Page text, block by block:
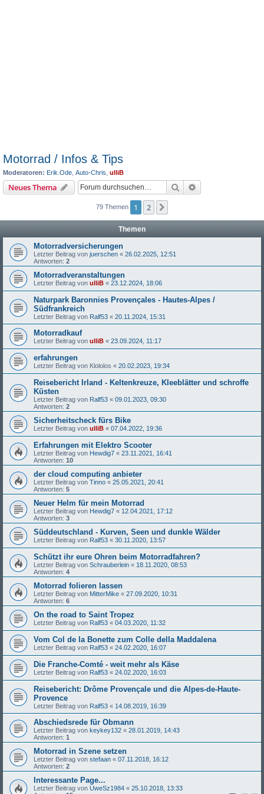
Motorrad / Infos & Tips
Moderatoren: Erik.Ode Auto-Chris ulliB
Neues Thema Suche
79 Themen 1 2
Themen
Motorradversicherungen
Letzter Beitrag von juerschen « 26.02.2025, 12:51
Antworten: 2
Motorradveranstaltungen
Letzter Beitrag von ulliB « 23.12.2024, 18:06
Naturpark Baronnies Provençales - Hautes-Alpes /
Südfrankreich
Letzter Beitrag von Ralf53 « 20.11.2024, 15:31
Motorradkauf
Letzter Beitrag von ulliB « 23.09.2024, 11:17
erfahrungen
Letzter Beitrag von Klololos « 20.02.2023, 19:34
Reisebericht Irland - Keltenkreuze, Kleeblätter und schroffe
Küsten
Letzter Beitrag von Ralf53 « 09.01.2023, 09:30
Antworten: 2
Sicherheitscheck fürs Bike
Letzter Beitrag von ulliB « 07.04.2022, 19:36
Erfahrungen mit Elektro Scooter
Letzter Beitrag von Hewdig7 « 23.11.2021, 16:41
Antworten: 10
der cloud computing anbieter
Letzter Beitrag von Tinno « 25.05.2021, 20:41
Antworten: 5
Neuer Helm für mein Motorrad
Letzter Beitrag von Hewdig7 « 12.04.2021, 17:12
Antworten: 3
Süddeutschland - Kurven, Seen und dunkle Wälder
Letzter Beitrag von Ralf53 « 30.11.2020, 13:57
Schützt ihr eure Ohren beim Motorradfahren?
Letzter Beitrag von Schrauberlein « 18.11.2020, 08:53
Antworten: 4
Motorrad folieren lassen
Letzter Beitrag von MitterMike « 27.09.2020, 10:31
Antworten: 6
On the road to Saint Tropez
Letzter Beitrag von Ralf53 « 04.03.2020, 11:32
Vom Col de la Bonette zum Colle della Maddalena
Letzter Beitrag von Ralf53 « 24.02.2020, 16:07
Die Franche-Comté - weit mehr als Käse
Letzter Beitrag von Ralf53 « 24.02.2020, 16:03
Reisebericht: Drôme Provençale und die Alpes-de-Haute-
Provence
Letzter Beitrag von Ralf53 « 14.08.2019, 16:39
Abschiedsrede für Obmann
Letzter Beitrag von keykey132 « 28.01.2019, 14:43
Antworten: 1
Motorrad in Szene setzen
Letzter Beitrag von stefaan « 07.11.2018, 16:12
Antworten: 2
Interessante Page...
Letzter Beitrag von UweSz1984 « 25.10.2018, 13:33